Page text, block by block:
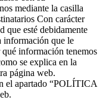
mediante la casilla
Con carácter
que esté debidamente
información que le
información tenemos
se explica en la
página web.
el apartado “POLÍTICA